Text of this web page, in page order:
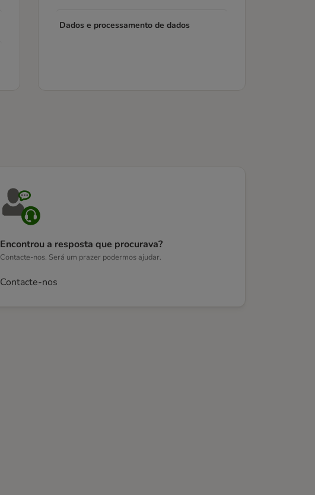
Dados e processamento de dados
Encontrou a resposta que procurava?
Contacte-nos. Será um prazer podermos ajudar.
Contacte-nos